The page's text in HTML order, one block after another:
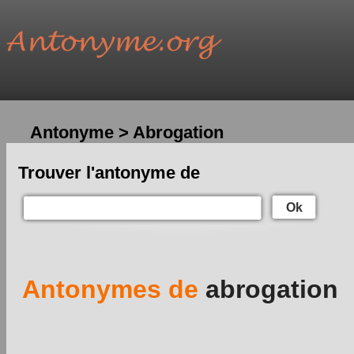
Antonyme > Abrogation
Trouver l'antonyme de
Ok
Antonymes de abrogation